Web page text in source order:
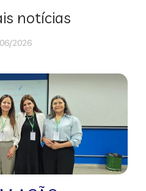
notícias
2026